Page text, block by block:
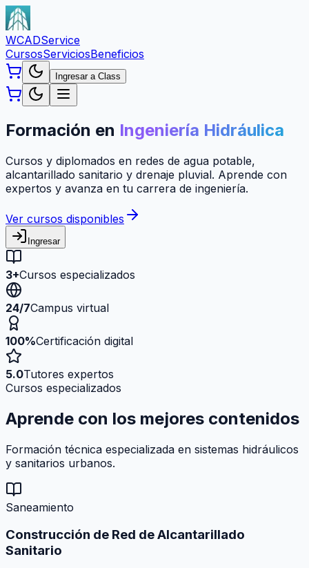
WCADService
CursosServiciosBeneficios
Ingresar a Class
Formación en Ingeniería Hidráulica
Cursos y diplomados en redes de agua potable,
alcantarillado sanitario y drenaje pluvial. Aprende con
expertos y avanza en tu carrera de ingeniería.
Ver cursos disponibles
Ingresar
3+Cursos especializados
24/7Campus virtual
100%Certificación digital
5.0Tutores expertos
Cursos especializados
Aprende con los mejores contenidos
Formación técnica especializada en sistemas hidráulicos
y sanitarios urbanos.
Saneamiento
Construcción de Red de Alcantarillado
Sanitario